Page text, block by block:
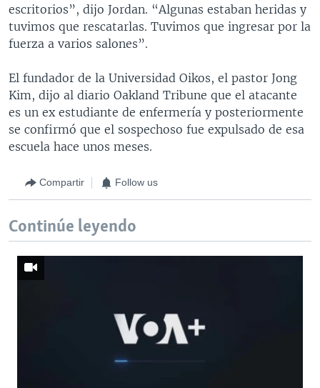
escritorios”, dijo Jordan. “Algunas estaban heridas y
tuvimos que rescatarlas. Tuvimos que ingresar por la
fuerza a varios salones”.
El fundador de la Universidad Oikos, el pastor Jong
Kim, dijo al diario Oakland Tribune que el atacante
es un ex estudiante de enfermería y posteriormente
se confirmó que el sospechoso fue expulsado de esa
escuela hace unos meses.
Compartir Follow us
Continúe leyendo